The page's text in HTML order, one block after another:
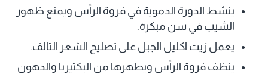
ينشط الدورة الدموية في فروة الرأس ويمنع ظهور
الشيب في سن مبكرة.
يعمل زيت اكليل الجبل على تصليح الشعر التالف.
ينظف فروة الرأس ويطهرها من البكتيريا والدهون